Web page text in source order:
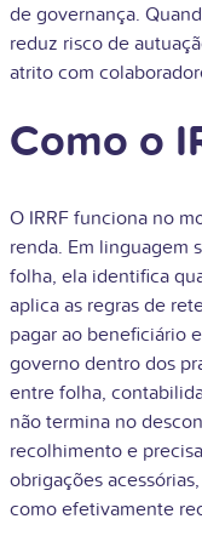
de governança.
reduz risco de
atrito com
Como o
O IRRF funciona no
renda. Em linguagem
folha, ela identifica
aplica as regras de
pagar ao beneficiário
governo dentro dos
entre folha,
não termina no
recolhimento e
obrigações
como efetivamente